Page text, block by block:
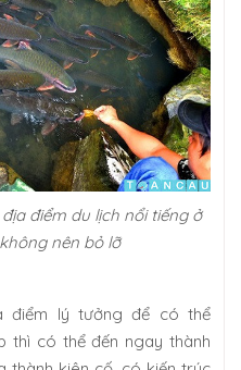
điểm du lịch nổi tiếng ở
nên bỏ lỡ
điểm lý tưởng để có thể
thì có thể đến ngay thành